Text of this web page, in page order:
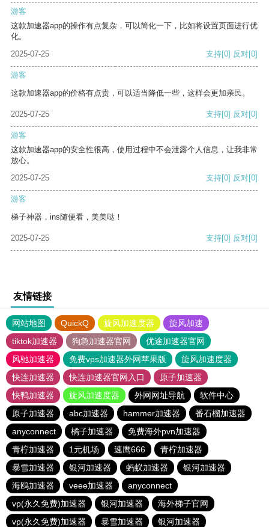
游客
这款加速器app的操作有点复杂，可以简化一下，比如将设置页面进行优
化。
2025-07-25
支持[0] 反对[0]
游客
这款加速器app的价格有点贵，可以适当降低一些，这样会更加亲民。
2025-07-25 支持[0] 反对[0]
游客
这款加速器app的安全性很高，使用过程中不会泄露个人信息，让我非常
放心。
2025-07-25
支持[0] 反对[0]
游客
梯子神器，ins随便看，美美哒！
2025-07-25 支持[0] 反对[0]
友情链接
网站地图 QuickQ 旋风加速度器
旋风加速
tiktok加速器
狗急加速器官网
优途加速器官网
风驰加速器
免费vps加速器外网苹果版
旋风加速度器
快连加速器
快连加速器官网入口
原子加速器
快鸭加速器
旋风加速度器 外网网址导航
软件中心
原子加速器
abc加速器 hammer加速器
番石榴加速器
anyconnect
橘子加速器
免费海外pvn加速器
青柠加速器
1元机场 速鹰666
青柠加速器
暴雪加速器
银河加速器 蚂蚁加速器
银河加速器
海鸥加速器
veee加速器
anyconnect
vp(永久免费)加速器
银河加速器
海外梯子官网
vp(永久免费)加速器
暴雪加速器 银河加速器